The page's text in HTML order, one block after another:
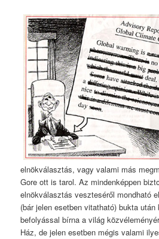
elnökválasztás, vagy valami más
Gore ott is tarol. Az mindenképpen
elnökválasztás veszteséről mondható
(bár jelen esetben vitatható) bukta
befolyással bírna a világ
Ház, de jelen esetben mégis valami